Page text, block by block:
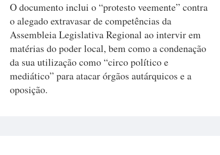
O documento inclui o “protesto veemente” contra
o alegado extravasar de competências da
Assembleia Legislativa Regional ao intervir em
matérias do poder local, bem como a condenação
da sua utilização como “circo político e
mediático” para atacar órgãos autárquicos e a
oposição.